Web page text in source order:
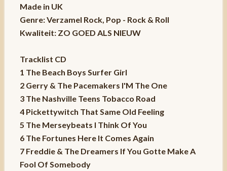
Made in UK
Genre: Verzamel Rock, Pop - Rock & Roll
Kwaliteit: ZO GOED ALS NIEUW
Tracklist CD
1 The Beach Boys Surfer Girl
2 Gerry & The Pacemakers I'M The One
3 The Nashville Teens Tobacco Road
4 Pickettywitch That Same Old Feeling
5 The Merseybeats I Think Of You
6 The Fortunes Here It Comes Again
7 Freddie & The Dreamers If You Gotte Make A
Fool Of Somebody